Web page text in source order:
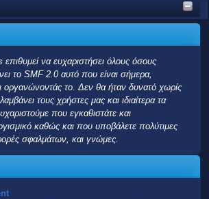
να ευχαριστήσει όλους όσους
το SMF 2.0 αυτό που είναι σήμερα,
οργανώνοντάς το. Δεν θα ήταν δυνατό χωρίς
τους χρήστες μας και ιδιαίτερα τα
που εγκαθιστάτε και
καθώς και που υποβάλετε πολύτιμες
σφαλμάτων, και γνώμες.